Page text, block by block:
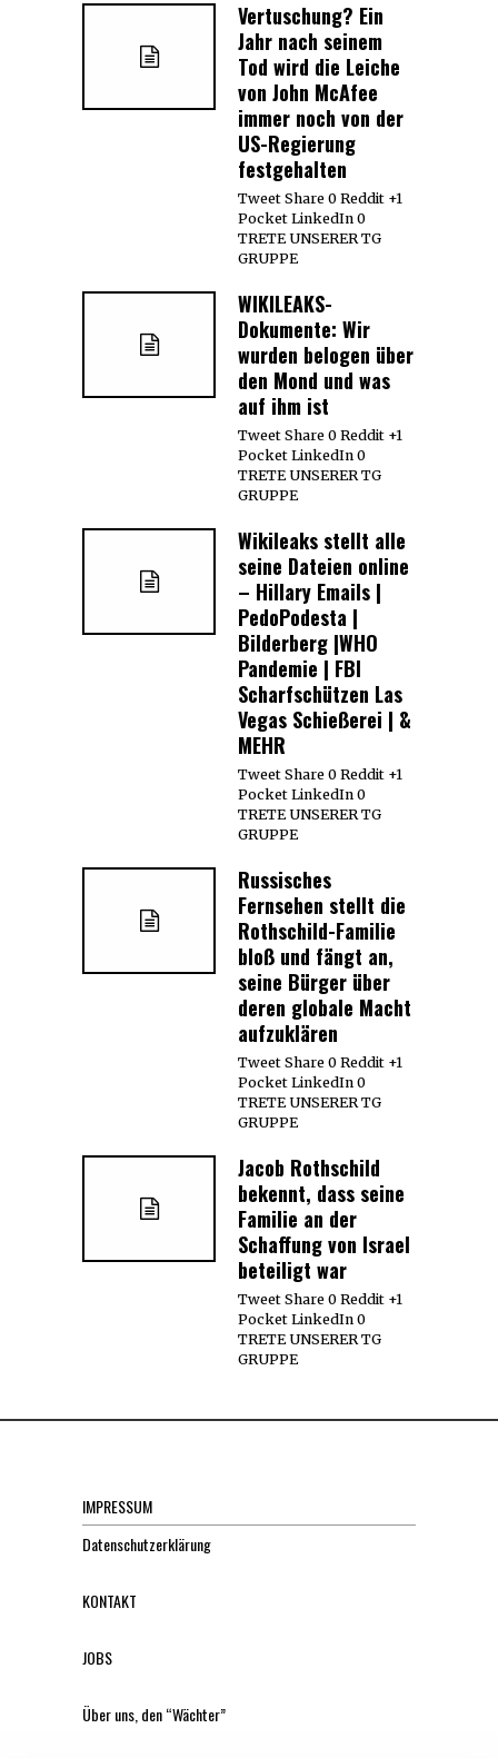
Vertuschung? Ein
Jahr nach seinem
Tod wird die Leiche
von John McAfee
immer noch von der
US-Regierung
festgehalten
Tweet Share 0 Reddit +1
Pocket LinkedIn 0
TRETE UNSERER TG
GRUPPE
WIKILEAKS-
Dokumente: Wir
wurden belogen über
den Mond und was
auf ihm ist
Tweet Share 0 Reddit +1
Pocket LinkedIn 0
TRETE UNSERER TG
GRUPPE
Wikileaks stellt alle
seine Dateien online
– Hillary Emails |
PedoPodesta |
Bilderberg |WHO
Pandemie | FBI
Scharfschützen Las
Vegas Schießerei | &
MEHR
Tweet Share 0 Reddit +1
Pocket LinkedIn 0
TRETE UNSERER TG
GRUPPE
Russisches
Fernsehen stellt die
Rothschild-Familie
bloß und fängt an,
seine Bürger über
deren globale Macht
aufzuklären
Tweet Share 0 Reddit +1
Pocket LinkedIn 0
TRETE UNSERER TG
GRUPPE
Jacob Rothschild
bekennt, dass seine
Familie an der
Schaffung von Israel
beteiligt war
Tweet Share 0 Reddit +1
Pocket LinkedIn 0
TRETE UNSERER TG
GRUPPE
IMPRESSUM
Datenschutzerklärung
KONTAKT
JOBS
Über uns, den “Wächter”